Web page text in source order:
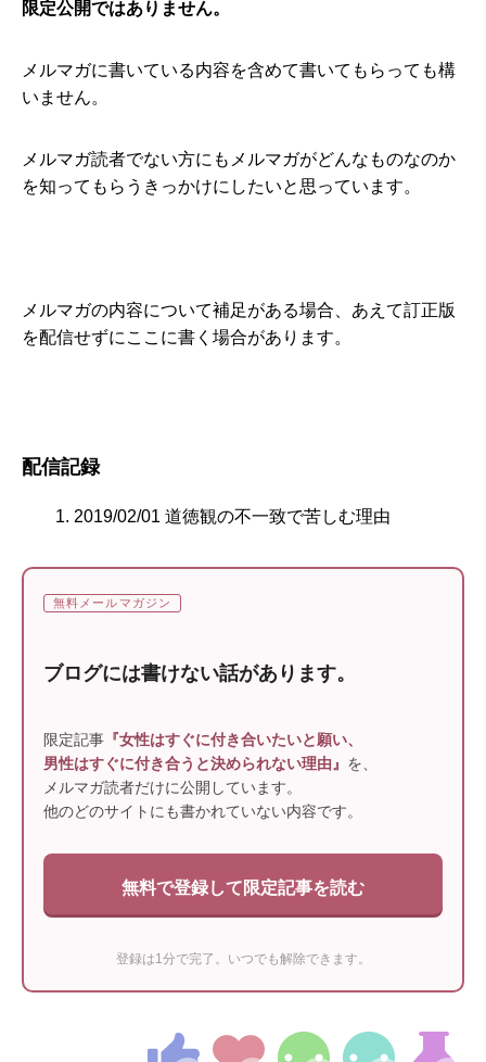
限定公開ではありません。
メルマガに書いている内容を含めて書いてもらっても構
いません。
メルマガ読者でない方にもメルマガがどんなものなのか
を知ってもらうきっかけにしたいと思っています。
メルマガの内容について補足がある場合、あえて訂正版
を配信せずにここに書く場合があります。
配信記録
2019/02/01 道徳観の不一致で苦しむ理由
無料メールマガジン
ブログには書けない話があります。
限定記事 『女性はすぐに付き合いたいと願い、
男性はすぐに付き合うと決められない理由』 を、
メルマガ読者だけに公開しています。
他のどのサイトにも書かれていない内容です。
無料で登録して限定記事を読む
登録は1分で完了。いつでも解除できます。